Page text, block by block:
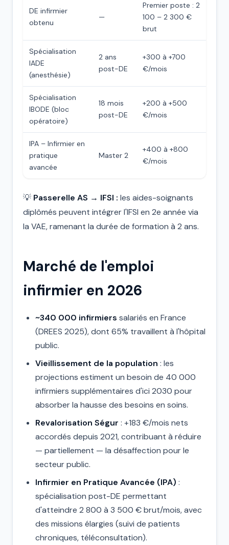
DE infirmier
obtenu
—
Premier poste : 2
100 – 2 300 €
brut
Spécialisation
IADE
(anesthésie)
2 ans
post-DE
+300 à +700
€/mois
Spécialisation
IBODE (bloc
opératoire)
18 mois
post-DE
+200 à +500
€/mois
IPA – Infirmier en
pratique
avancée
Master 2
+400 à +800
€/mois
💡 Passerelle AS → IFSI : les aides-soignants
diplômés peuvent intégrer l'IFSI en 2e année via
la VAE, ramenant la durée de formation à 2 ans.
Marché de l'emploi
infirmier en 2026
~340 000 infirmiers salariés en France
(DREES 2025), dont 65% travaillent à l'hôpital
public.
Vieillissement de la population : les
projections estiment un besoin de 40 000
infirmiers supplémentaires d'ici 2030 pour
absorber la hausse des besoins en soins.
Revalorisation Ségur : +183 €/mois nets
accordés depuis 2021, contribuant à réduire
— partiellement — la désaffection pour le
secteur public.
Infirmier en Pratique Avancée (IPA) :
spécialisation post-DE permettant
d'atteindre 2 800 à 3 500 € brut/mois, avec
des missions élargies (suivi de patients
chroniques, téléconsultation).